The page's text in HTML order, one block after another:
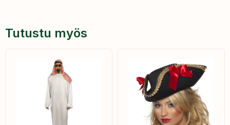
Tutustu myös